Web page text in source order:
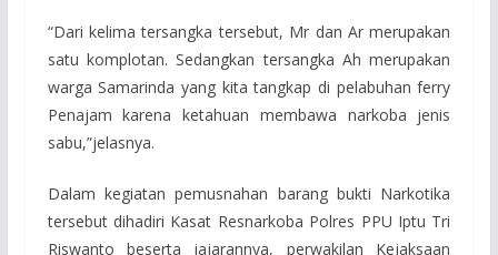
“Dari kelima tersangka tersebut, Mr dan Ar merupakan
satu komplotan. Sedangkan tersangka Ah merupakan
warga Samarinda yang kita tangkap di pelabuhan ferry
Penajam karena ketahuan membawa narkoba jenis
sabu,”jelasnya.
Dalam kegiatan pemusnahan barang bukti Narkotika
tersebut dihadiri Kasat Resnarkoba Polres PPU Iptu Tri
Riswanto beserta jajarannya, perwakilan Kejaksaan